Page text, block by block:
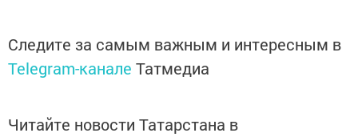
Следите за самым важным и интересным в
Telegram-канале Татмедиа
Читайте новости Татарстана в